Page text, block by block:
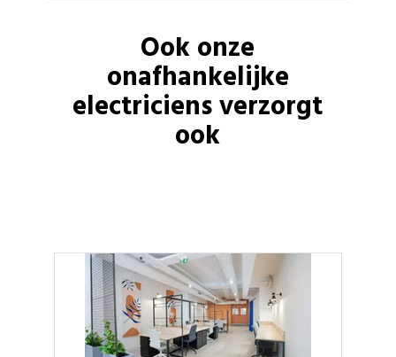
Ook onze
onafhankelijke
electriciensverzorgt
ook